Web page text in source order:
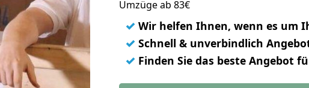
Umzüge ab 83€
✓ Wir helfen Ihnen, wenn es um
✓ Schnell & unverbindlich
✓ Finden Sie das beste Angebot